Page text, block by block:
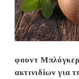
φουντ
ακτινιδίων για